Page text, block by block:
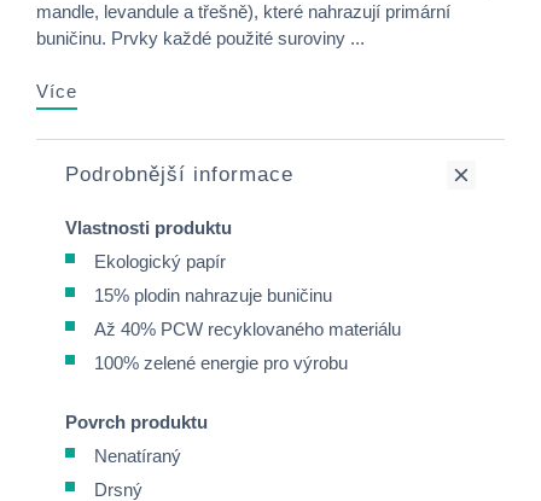
mandle, levandule a třešně), které nahrazují primární
buničinu. Prvky každé použité suroviny ...
Více
Podrobnější informace
Vlastnosti produktu
Ekologický papír
15% plodin nahrazuje buničinu
Až 40% PCW recyklovaného materiálu
100% zelené energie pro výrobu
Povrch produktu
Nenatíraný
Drsný